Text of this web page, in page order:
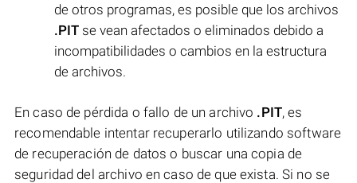
de otros programas, es posible que los archivos
.PIT se vean afectados o eliminados debido a
incompatibilidades o cambios en la estructura
de archivos.
En caso de pérdida o fallo de un archivo .PIT, es
recomendable intentar recuperarlo utilizando software
de recuperación de datos o buscar una copia de
seguridad del archivo en caso de que exista. Si no se